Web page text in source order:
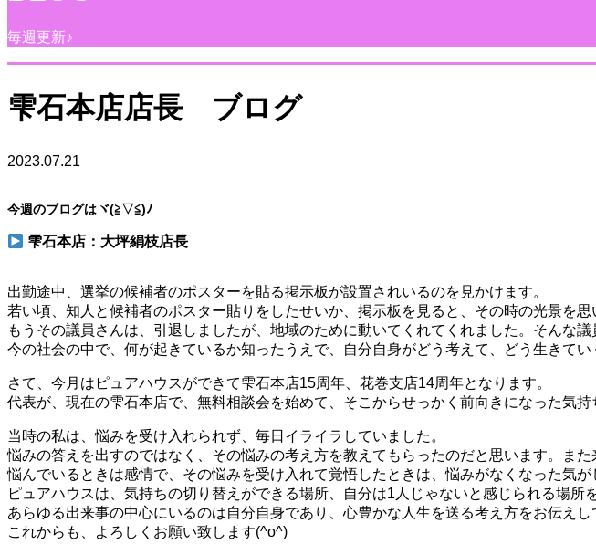
毎週更新♪
雫石本店店長 ブログ
2023.07.21
今週のブログはヾ(≧▽≦)ﾉ
雫石本店：大坪絹枝店長
出勤途中、選挙の候補者のポスターを貼る掲示板が設置されいるのを見かけます。
若い頃、知人と候補者のポスター貼りをしたせいか、掲示板を見ると、その時の光景を
もうその議員さんは、引退しましたが、地域のために動いてくれてくれました。そんな
今の社会の中で、何が起きているか知ったうえで、自分自身がどう考えて、どう生きて
さて、今月はピュアハウスができて雫石本店15周年、花巻支店14周年となります。
代表が、現在の雫石本店で、無料相談会を始めて、そこからせっかく前向きになった気
当時の私は、悩みを受け入れられず、毎日イライラしていました。⁡
悩みの答えを出すのではなく、その悩みの考え方を教えてもらったのだと思います。また
悩んでいるときは感情で、その悩みを受け入れて覚悟したときは、悩みがなくなった気
ピュアハウスは、気持ちの切り替えができる場所、自分は1人じゃないと感じられる場所
あらゆる出来事の中心にいるのは自分自身であり、心豊かな人生を送る考え方をお伝えし
これからも、よろしくお願い致します(^o^)